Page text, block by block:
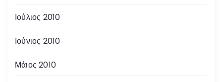
Ιούλιος 2010
Ιούνιος 2010
Μάιος 2010